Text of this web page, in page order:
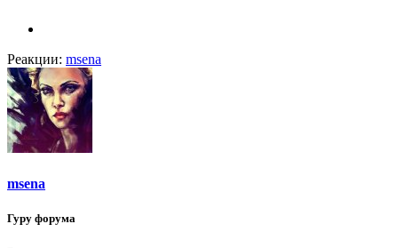
Реакции: msena
msena
Гуру форума